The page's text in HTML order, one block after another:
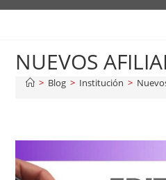
NUEVOS
> Blog > Institución >